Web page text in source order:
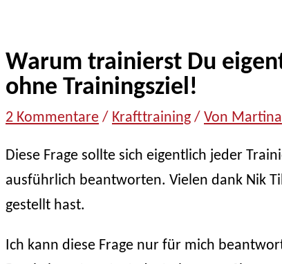
Warum trainierst Du
ohne Trainingsziel!
2 Kommentarezu
trainierst
Du
ist
/ Krafttraining / Von Martina
Diese Frage sollte sich eigentlich jeder
ausführlich beantworten. Vielen dank Nik
gestellt hast.
Ich kann diese Frage nur für mich